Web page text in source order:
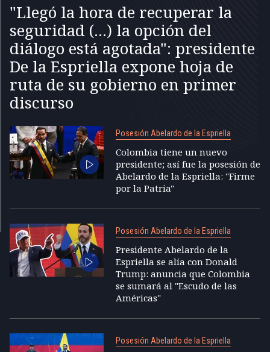
"Llegó la hora de recuperar la
seguridad (...) la opción del
diálogo está agotada": presidente
De la Espriella expone hoja de
ruta de su gobierno en primer
discurso
Posesión Abelardo de la Espriella
Colombia tiene un nuevo
presidente; así fue la posesión de
Abelardo de la Espriella: "Firme
por la Patria"
Posesión Abelardo de la Espriella
Presidente Abelardo de la
Espriella se alía con Donald
Trump: anuncia que Colombia
se sumará al "Escudo de las
Américas"
Posesión Abelardo de la Espriella